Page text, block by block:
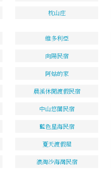
枕山庄
維多利亞
向陽民宿
阿姑的家
晨溪休閒渡假民宿
中山悠閣民宿
藍色星海民宿
夏天渡假屋
浪淘沙海灣民宿